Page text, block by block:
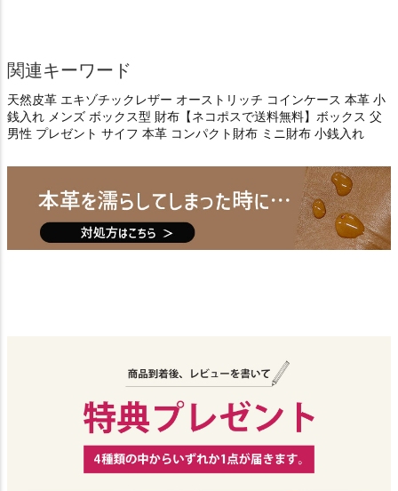
関連キーワード
天然皮革 エキゾチックレザー オーストリッチ コインケース 本革 小
銭入れ メンズ ボックス型 財布【ネコポスで送料無料】ボックス 父
男性 プレゼント サイフ 本革 コンパクト財布 ミニ財布 小銭入れ